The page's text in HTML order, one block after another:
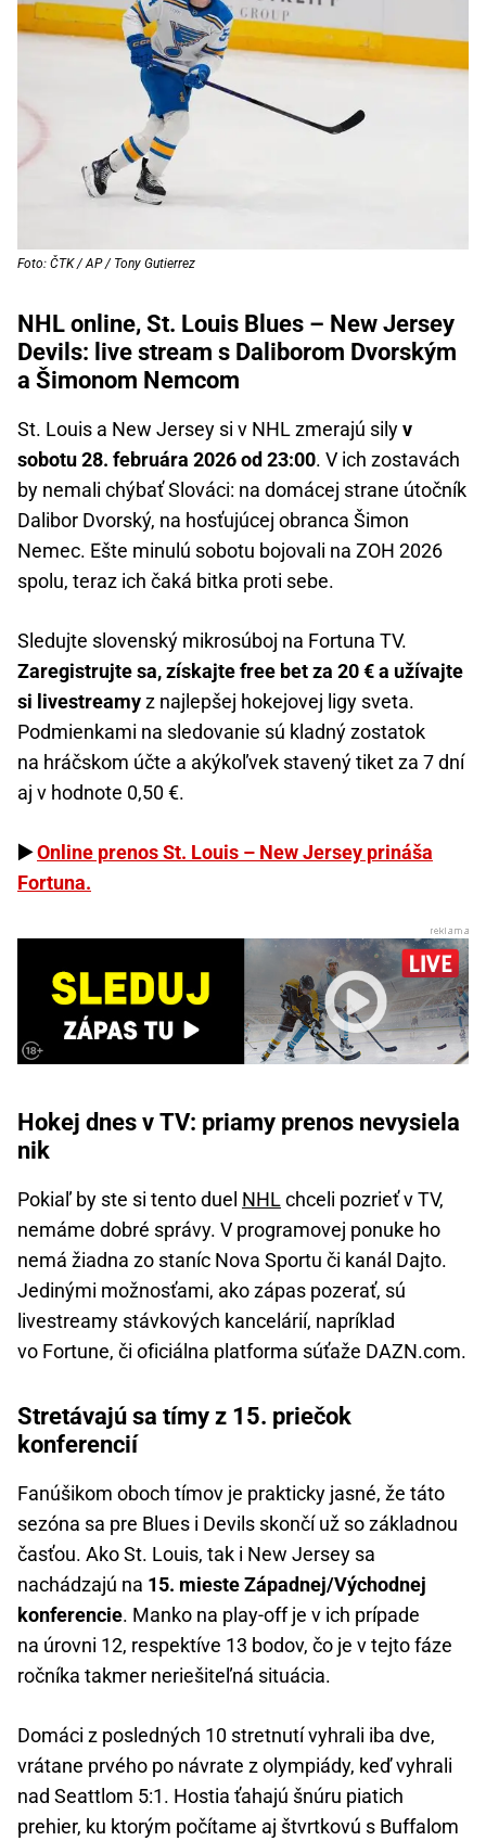
Foto: ČTK / AP / Tony Gutierrez
NHL online, St. Louis Blues – New Jersey
Devils: live stream s Daliborom Dvorským
a Šimonom Nemcom
St. Louis a New Jersey si v NHL zmerajú silyv
sobotu 28. februára 2026 od 23:00. V ich zostavách
by nemali chýbať Slováci: na domácej strane útočník
Dalibor Dvorský, na hosťujúcej obranca Šimon
Nemec. Ešte minulú sobotu bojovali na ZOH 2026
spolu, teraz ich čaká bitka proti sebe.
Sledujte slovenský mikrosúboj na Fortuna TV.
Zaregistrujte sa, získajte free bet za 20 € a užívajte
si livestreamyz najlepšej hokejovej ligy sveta.
Podmienkami na sledovanie sú kladný zostatok
na hráčskom účte a akýkoľvek stavený tiket za 7 dní
aj v hodnote 0,50 €.
▶️Online prenos St. Louis – New Jersey prináša
Fortuna.
Hokej dnes v TV: priamy prenos nevysiela
nik
Pokiaľ by ste si tento duel NHLchceli pozrieť v TV,
nemáme dobré správy. V programovej ponuke ho
nemá žiadna zo staníc Nova Sportu či kanál Dajto.
Jedinými možnosťami, ako zápas pozerať, sú
livestreamy stávkových kancelárií, napríklad
vo Fortune, či oficiálna platforma súťaže DAZN.com.
Stretávajú sa tímy z 15. priečok
konferencií
Fanúšikom oboch tímov je prakticky jasné, že táto
sezóna sa pre Blues i Devils skončí už so základnou
časťou. Ako St. Louis, tak i New Jersey sa
nachádzajú na 15. mieste Západnej/Východnej
konferencie. Manko na play-off je v ich prípade
na úrovni 12, respektíve 13 bodov, čo je v tejto fáze
ročníka takmer neriešiteľná situácia.
Domáci z posledných 10 stretnutí vyhrali iba dve,
vrátane prvého po návrate z olympiády, keď vyhrali
nad Seattlom 5:1. Hostia ťahajú šnúru piatich
prehier, ku ktorým počítame aj štvrtkovú s Buffalom